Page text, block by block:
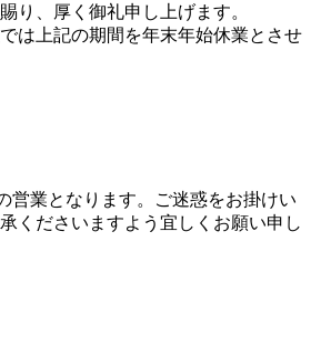
り、厚く御礼申し上げます。
は上記の期間を年末年始休業とさせ
営業となります。ご迷惑をお掛けい
くださいますよう宜しくお願い申し